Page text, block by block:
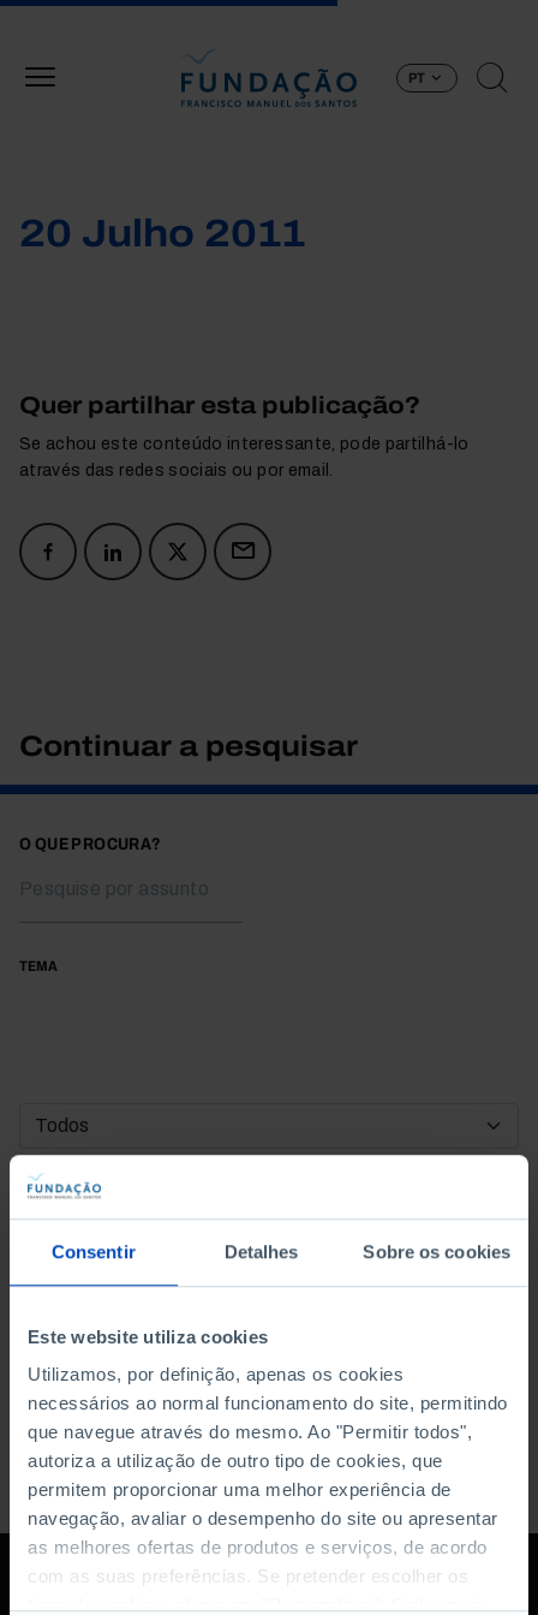
Consentir Detalhes Sobre os cookies
Este website utiliza cookies
Utilizamos, por definição, apenas os cookies
necessários ao normal funcionamento do site, permitindo
que navegue através do mesmo. Ao "Permitir todos",
autoriza a utilização de outro tipo de cookies, que
permitem proporcionar uma melhor experiência de
navegação, avaliar o desempenho do site ou apresentar
as melhores ofertas de produtos e serviços, de acordo
com as suas preferências. Se pretender escolher os
PT
20 Julho 2011
Quer partilhar esta publicação?
Se achou este conteúdo interessante, pode partilhá-lo
através das redes sociais ou por email.
Continuar a pesquisar
O QUE PROCURA?
TEMA
DATA DE INÍCIO
DATA DE FIM